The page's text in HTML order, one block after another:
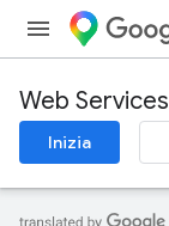
Web Services
Inizia